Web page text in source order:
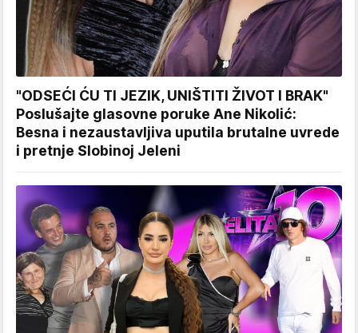
"ODSEĆI ĆU TI JEZIK, UNIŠTITI ŽIVOT I BRAK"
Poslušajte glasovne poruke Ane Nikolić:
Besna i nezaustavljiva uputila brutalne uvrede
i pretnje Slobinoj Jeleni